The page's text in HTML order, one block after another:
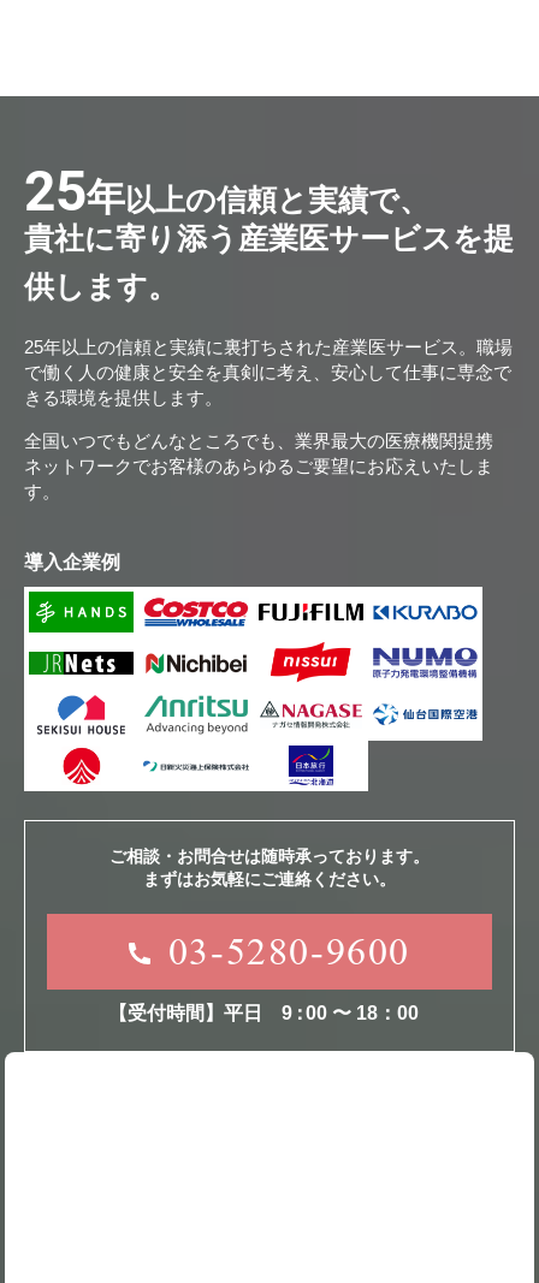
25年以上の信頼と実績で、
貴社に寄り添う産業医サービスを提
供します。
25年以上の信頼と実績に裏打ちされた産業医サービス。職場
で働く人の健康と安全を真剣に考え、安心して仕事に専念で
きる環境を提供します。
全国いつでもどんなところでも、業界最大の医療機関提携
ネットワークでお客様のあらゆるご要望にお応えいたしま
す。
導入企業例
ご相談・お問合せは随時承っております。
まずはお気軽にご連絡ください。
03-5280-9600
【受付時間】平日9：00 〜 18：00